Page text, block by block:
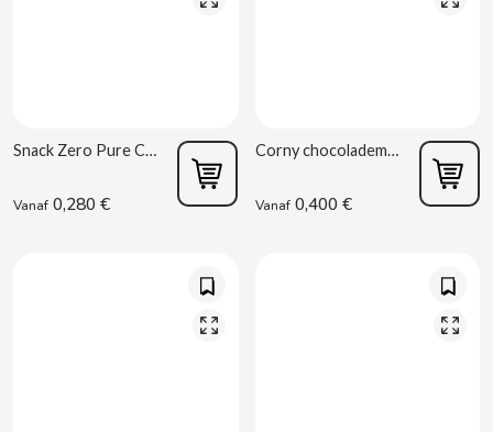
COVAP
Snack Zero Pure Chocolade 25 g Gullón
Vanaf 0,280 €
Corny chocolademueslireep met kokos 25 g
Vanaf 0,400 €